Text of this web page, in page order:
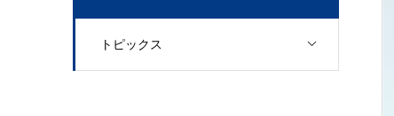
トピックス